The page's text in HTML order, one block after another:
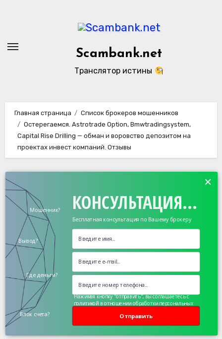
Scambank.net
Транслятор истины
Главная страница
Список брокеров мошенников
Остерегаемся. Astrotrade Option, Bmwtradingsystem,
Capital Rise Drilling — обман и воровство депозитом на
проектах инвест компаний. Отзывы
КОНСУЛЬТАЦИЯ...
Бесплатная консультация по Вашему брокеру
Мошенник?
Вывод?
Где деньги?
Блок счета? Отправить
×
Нажимая кнопку "отправить", вы соглашаетесь с
политикой в отношении обработки персональных